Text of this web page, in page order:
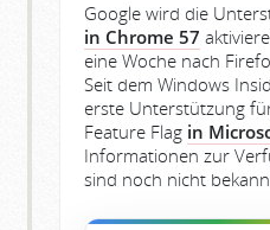
Google wird die
in Chrome 57
eine Woche nach
Seit dem Windows
erste Unterstützung
Feature Flag in
Informationen zur
sind noch nicht